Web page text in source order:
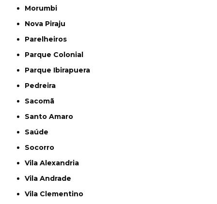
Morumbi
Nova Piraju
Parelheiros
Parque Colonial
Parque Ibirapuera
Pedreira
Sacomã
Santo Amaro
Saúde
Socorro
Vila Alexandria
Vila Andrade
Vila Clementino